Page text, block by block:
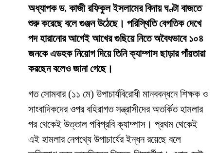
অধ্যাপক ড. কাজী রফিকুল ইসলামের বিদায় ঘণ্টা বাজতে
শুরু করেছে বলে গুঞ্জন উঠেছে। পরিস্থিতি বেগতিক দেখে
পদ হারানোর আগেই আখের গুছিয়ে নিতে অবৈধভাবে ১০৪
জনকে এডহক নিয়োগ দিয়ে তিনি ক্যাম্পাস ছাড়ার পাঁয়তারা
করছেন বলেও জানা গেছে।
​গত সোমবার (১১ মে) উপাচার্যবিরোধী মানববন্ধনে শিক্ষক ও
সাংবাদিকদের ওপর বহিরাগত সন্ত্রাসীদের অতর্কিত হামলার
পর থেকেই উত্তাল পবিপ্রবি ক্যাম্পাস। প্রথম থেকেই
এই হামলার নেপথ্যে উপাচার্যের ইন্ধন রয়েছে বলে